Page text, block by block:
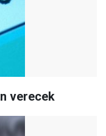
verecek